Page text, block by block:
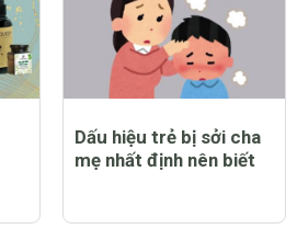
Dấu hiệu trẻ bị sởi cha
mẹ nhất định nên biết